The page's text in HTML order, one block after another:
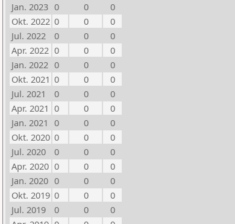
Jan. 2023 0 0
0
Okt. 2022 0 0
0
Jul. 2022
0 0
0
Apr. 2022 0 0
0
Jan. 2022 0 0
0
Okt. 2021 0 0
0
Jul. 2021
0 0
0
Apr. 2021 0 0
0
Jan. 2021 0 0
0
Okt. 2020 0 0
0
Jul. 2020
0 0
0
Apr. 2020 0 0
0
Jan. 2020 0 0
0
Okt. 2019 0 0
0
Jul. 2019
0 0
0